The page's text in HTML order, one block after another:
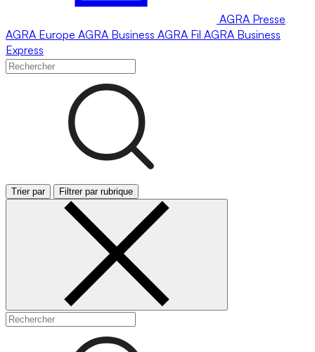
AGRA Presse
AGRA Europe AGRA Business AGRA Fil AGRA Business
Express
Trier par Filtrer par rubrique